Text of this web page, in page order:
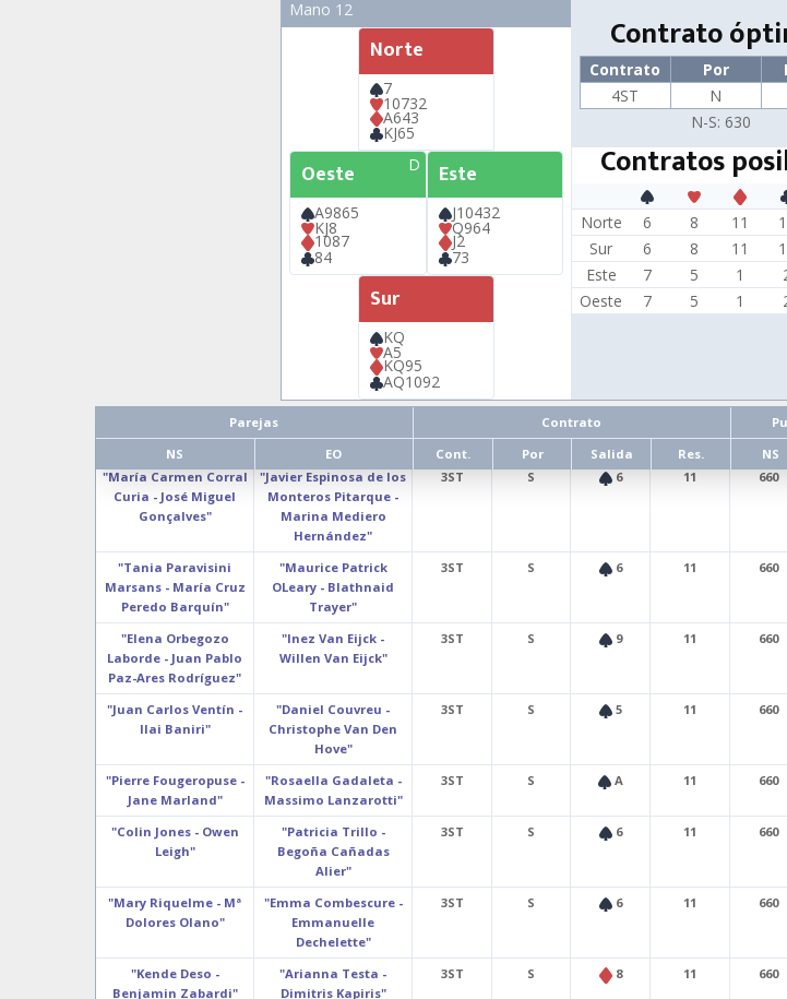
Mano 12
Norte
7
10732
A643
KJ65
Oeste D
A9865
KJ8
1087
84
Este
J10432
Q964
J2
73
Sur
KQ
A5
KQ95
AQ1092
Contrato
Contrato Por
4ST
N
N-S: 630
Contratos
Norte
6 8 11
Sur
6 8 11
Este
7 5 1
Oeste
7 5 1
Parejas Contrato
NS
EO Cont. Por Salida Res. NS
"María Carmen Corral
Curia - José Miguel
Gonçalves"
"Javier Espinosa de los
Monteros Pitarque -
Marina Mediero
Hernández"
3ST S 6 11 660
"Tania Paravisini
Marsans - María Cruz
Peredo Barquín"
"Maurice Patrick
OLeary - Blathnaid
Trayer"
3ST S 6 11 660
"Elena Orbegozo
Laborde - Juan Pablo
Paz-Ares Rodríguez"
"Inez Van Eijck -
Willen Van Eijck"
3ST S 9 11 660
"Juan Carlos Ventín -
Ilai Baniri"
"Daniel Couvreu -
Christophe Van Den
Hove"
3ST S 5 11 660
"Pierre Fougeropuse -
Jane Marland"
"Rosaella Gadaleta -
Massimo Lanzarotti"
3ST S A 11 660
"Colin Jones - Owen
Leigh"
"Patricia Trillo -
Begoña Cañadas
Alier"
3ST S 6 11 660
"Mary Riquelme - Mª
Dolores Olano"
"Emma Combescure -
Emmanuelle
Dechelette"
3ST S 6 11 660
"Kende Deso -
Benjamin Zabardi"
"Arianna Testa -
Dimitris Kapiris"
3ST S 8 11 660